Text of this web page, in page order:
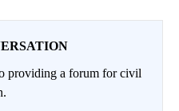
providing a forum for civil